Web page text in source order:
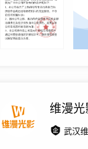
维漫光
武汉